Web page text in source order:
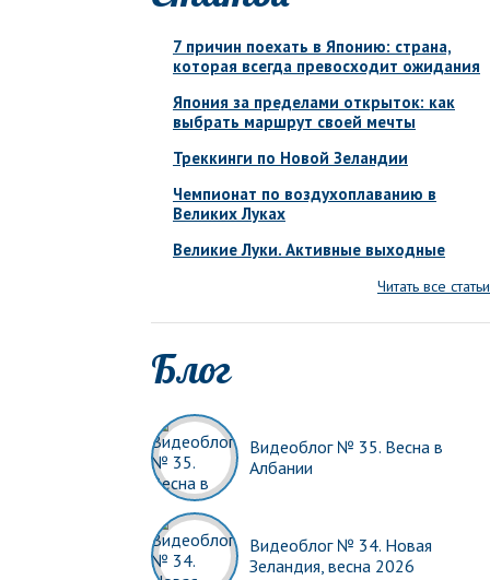
7 причин поехать в Японию: страна,
которая всегда превосходит ожидания
Япония за пределами открыток: как
выбрать маршрут своей мечты
Треккинги по Новой Зеландии
Чемпионат по воздухоплаванию в
Великих Луках
Великие Луки. Активные выходные
Читать все статьи
Блог
Видеоблог № 35. Весна в
Албании
Видеоблог № 34. Новая
Зеландия, весна 2026